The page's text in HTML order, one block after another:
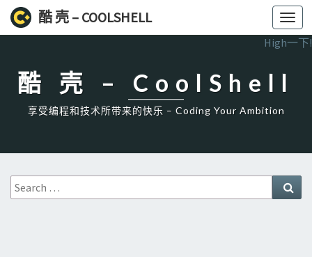
酷 壳 – COOLSHELL
High一下!
酷 壳 – CoolShell
享受编程和技术所带来的快乐 – Coding Your Ambition
Search
for: